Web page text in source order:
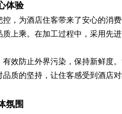
体验
，为酒店住客带来了安心的消
上乘。在加工过程中，采用先
效防止外界污染，保持新鲜度
质的坚持，让住客感受到酒店
氛围